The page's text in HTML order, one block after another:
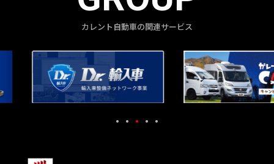
カレント自動車の関連サービス